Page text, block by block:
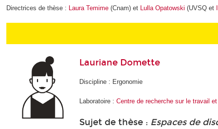
Directrices de thèse : Laura Temime (Cnam) et Lulla Opatowski (UVSQ et
Lauriane Domette
Discipline : Ergonomie
Laboratoire : Centre de recherche sur le travail
Sujet de thèse : Espaces de